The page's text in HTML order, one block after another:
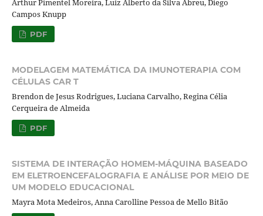
Campos Knupp
PDF
MODELAGEM MATEMÁTICA DA IMUNOTERAPIA COM
CÉLULAS CAR T
Brendon de Jesus Rodrigues, Luciana Carvalho, Regina Célia
Cerqueira de Almeida
PDF
SISTEMA DE INTERAÇÃO HOMEM-MÁQUINA BASEADO
EM ELETROENCEFALOGRAFIA E ANÁLISE POR MEIO DE
UM MODELO EDUCACIONAL
Mayra Mota Medeiros, Anna Carolline Pessoa de Mello Bitão